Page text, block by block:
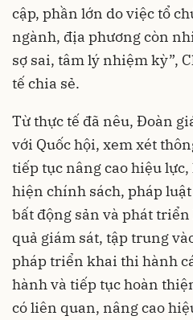
cập, phần lớn do việc tổ
ngành, địa phương còn
sợ sai, tâm lý nhiệm kỳ”,
tế chia sẻ.
Từ thực tế đã nêu, Đoàn
với Quốc hội, xem xét
tiếp tục nâng cao hiệu
hiện chính sách, pháp
bất động sản và phát
quả giám sát, tập trung
pháp triển khai thi hành
hành và tiếp tục hoàn
có liên quan, nâng cao